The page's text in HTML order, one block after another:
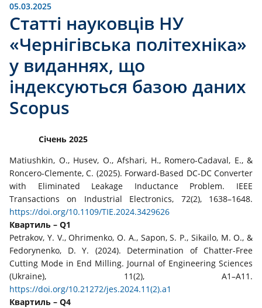
05.03.2025
Статті науковців НУ
«Чернігівська політехніка»
у виданнях, що
індексуються базою даних
Scopus
Січень 2025
Matiushkin, O., Husev, O., Afshari, H., Romero-Cadaval, E., &
Roncero-Clemente, C. (2025). Forward-Based DC-DC Converter
with Eliminated Leakage Inductance Problem. IEEE
Transactions on Industrial Electronics, 72(2), 1638–1648.
https://doi.org/10.1109/TIE.2024.3429626
Квартиль – Q1
Petrakov, Y. V., Ohrimenko, O. A., Sapon, S. P., Sikailo, M. O., &
Fedorynenko, D. Y. (2024). Determination of Chatter-Free
Cutting Mode in End Milling. Journal of Engineering Sciences
(Ukraine), 11(2), A1–A11.
https://doi.org/10.21272/jes.2024.11(2).a1
Квартиль – Q4